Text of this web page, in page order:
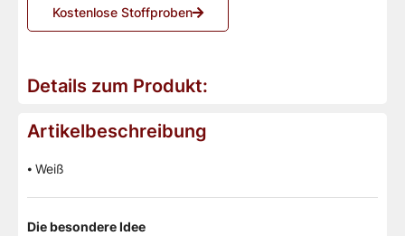
Kostenlose Stoffproben
Details zum Produkt:
Artikelbeschreibung
⦁ Weiß
Die besondere Idee